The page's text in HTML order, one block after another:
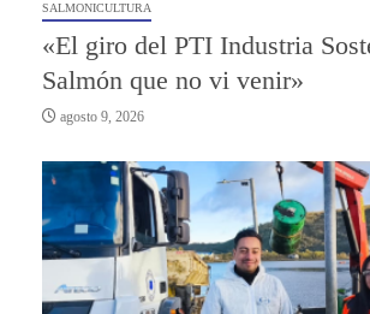
SALMONICULTURA
«El giro del PTI Industria
Salmón que no vi venir»
agosto 9, 2026